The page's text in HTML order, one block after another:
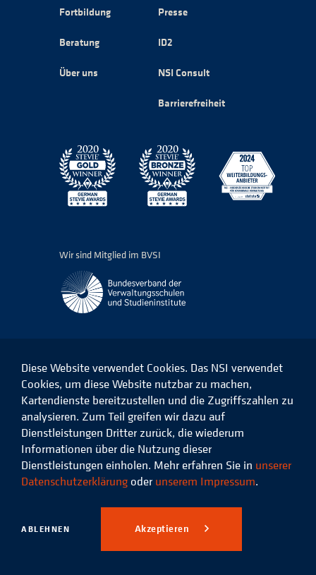
Fortbildung
Beratung
Über uns
Presse
ID2
NSI Consult
Barrierefreiheit
Wir sind Mitglied im BVSI
Das
NSI
Facebook
Das
NSI
auf
LinkedIn
Das
NSI
auf
Instagram
Das
Xing
© 2026 Niedersächsisches
Studieninstitut für kommunale
Verwaltung e.V.
Datenschutz Impressum
Diese Website verwendet Cookies. Das NSI verwendet
Cookies, um diese Website nutzbar zu machen,
Kartendienste bereitzustellen und die Zugriffszahlen zu
analysieren. Zum Teil greifen wir dazu auf
Dienstleistungen Dritter zurück, die wiederum
Informationen über die Nutzung dieser
Dienstleistungen einholen. Mehr erfahren Sie in unserer
Datenschutzerklärung oder unserem Impressum.
ABLEHNEN Akzeptieren